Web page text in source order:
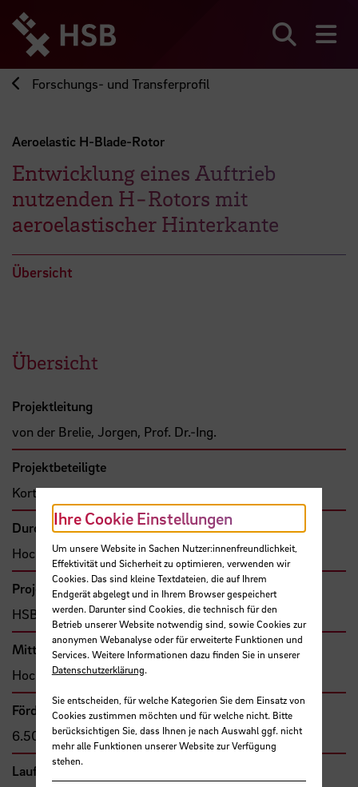
zum
Seiteninhalt
springen
Forschungs- und Transferprofil
Aeroelastic H-Blade-Rotor
Entwicklung eines Auftrieb
nutzenden H-Rotors mit
aeroelastischer Hinterkante
Übersicht
Übersicht
Projektleitung
von der Brelie, Jorgen, Prof. Dr.-Ing.
Projektbeteiligte
Kortenstedde, Frank, Dr.-Ing. M.Sc.
Durchführende Organisation
Hochschule Bremen, Fakultät 5
Projekttyp
HSB-intern gefördertes Projekt
Mittel- bzw. Auftragsgeber
Hochschule Bremen, F&E-Fonds
Förder- bzw. Auftragssumme
6.500,00 €
Laufzeit
Ihre Cookie Einstellungen
Um unsere Website in Sachen Nutzer:innenfreundlichkeit,
Effektivität und Sicherheit zu optimieren, verwenden wir
Cookies. Das sind kleine Textdateien, die auf Ihrem
Endgerät abgelegt und in Ihrem Browser gespeichert
werden. Darunter sind Cookies, die technisch für den
Betrieb unserer Website notwendig sind, sowie Cookies zur
anonymen Webanalyse oder für erweiterte Funktionen und
Services. Weitere Informationen dazu finden Sie in unserer
Datenschutzerklärung.
Sie entscheiden, für welche Kategorien Sie dem Einsatz von
Cookies zustimmen möchten und für welche nicht. Bitte
berücksichtigen Sie, dass Ihnen je nach Auswahl ggf. nicht
mehr alle Funktionen unserer Website zur Verfügung
stehen.